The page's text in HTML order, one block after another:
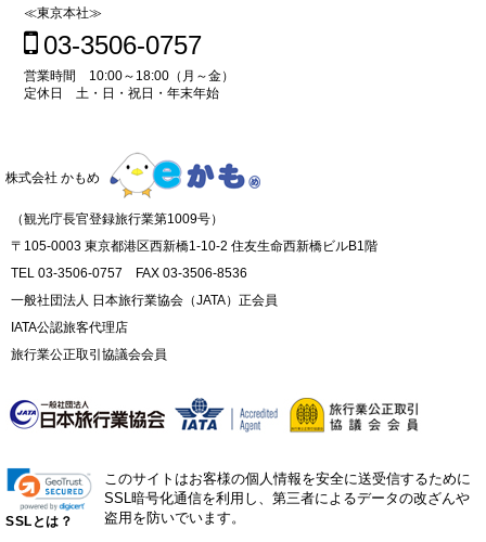
≪東京本社≫
03-3506-0757
営業時間 10:00～18:00（月～金）
定休日 土・日・祝日・年末年始
株式会社 かもめ
（観光庁長官登録旅行業第1009号）
〒105-0003 東京都港区西新橋1-10-2 住友生命西新橋ビルB1階
TEL 03-3506-0757 FAX 03-3506-8536
一般社団法人 日本旅行業協会（JATA）正会員
IATA公認旅客代理店
旅行業公正取引協議会会員
SSLとは？
このサイトはお客様の個人情報を安全に送受信するために
SSL暗号化通信を利用し、第三者によるデータの改ざんや
盗用を防いでいます。